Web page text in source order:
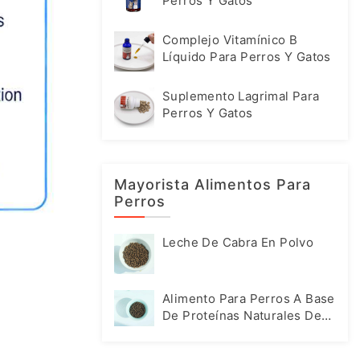
Complejo Vitamínico B
Líquido Para Perros Y Gatos
Suplemento Lagrimal Para
Perros Y Gatos
Mayorista Alimentos Para
Perros
Leche De Cabra En Polvo
Alimento Para Perros A Base
De Proteínas Naturales De